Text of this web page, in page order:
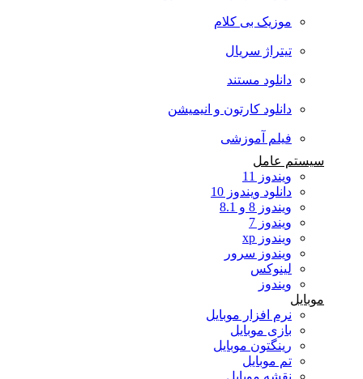
موزیک بی کلام
تیتراژ سریال
دانلود مستند
دانلود کارتون و انیمیشن
فیلم آموزشی
سیستم عامل
ویندوز 11
دانلود ویندوز 10
ویندوز 8 و 8.1
ویندوز 7
ویندوز xp
ویندوز سرور
لینوکس
ویندوز
موبایل
نرم افزار موبایل
بازی موبایل
رینگتون موبایل
تم موبایل
نقشه موبایل